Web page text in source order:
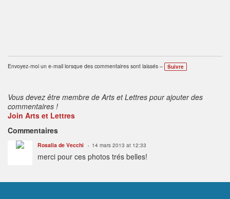
Envoyez-moi un e-mail lorsque des commentaires sont laissés – Suivre
Vous devez être membre de Arts et Lettres pour ajouter des
commentaires !
Join Arts et Lettres
Commentaires
Rosalia de Vecchi 14 mars 2013 at 12:33
merci pour ces photos trés belles!